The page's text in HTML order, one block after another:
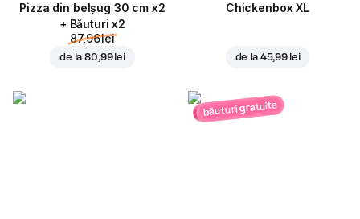
Pizza din belșug 30 cm x2
+ Băuturi x2
87,96 lei
de la80,99 lei
Chickenbox XL
de la 45,99 lei
băuturi gratuite